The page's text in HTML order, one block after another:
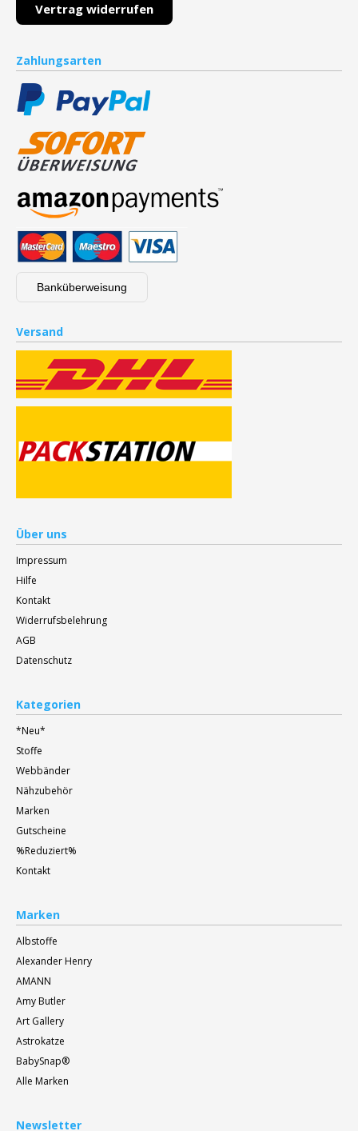
Vertrag widerrufen
Zahlungsarten
Banküberweisung
Versand
Über uns
Impressum
Hilfe
Kontakt
Widerrufsbelehrung
AGB
Datenschutz
Kategorien
*Neu*
Stoffe
Webbänder
Nähzubehör
Marken
Gutscheine
%Reduziert%
Kontakt
Marken
Albstoffe
Alexander Henry
AMANN
Amy Butler
Art Gallery
Astrokatze
BabySnap®
Alle Marken
Newsletter